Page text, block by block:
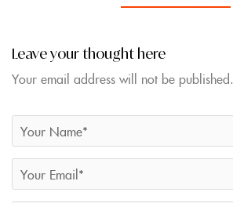
Leave your thought here
Your email address will not be published.